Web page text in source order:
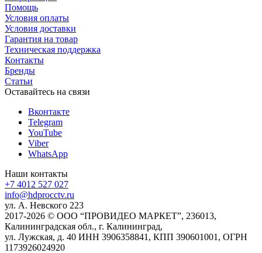
Помощь
Условия оплаты
Условия доставки
Гарантия на товар
Техническая поддержка
Контакты
Бренды
Статьи
Оставайтесь на связи
Вконтакте
Telegram
YouTube
Viber
WhatsApp
Наши контакты
+7 4012 527 027
info@hdprocctv.ru
ул. А. Невского 223
2017-2026 © ООО “ПРОВИДЕО МАРКЕТ”, 236013,
Калининградская обл., г. Калининград,
ул. Лужская, д. 40 ИНН 3906358841, КПП 390601001, ОГРН
1173926024920